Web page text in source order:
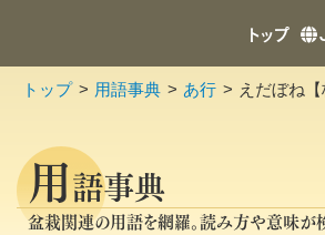
トップ
トップ 用語事典 あ行 えだぼね【
用語事典
盆栽関連の用語を網羅。読み方や意味が検